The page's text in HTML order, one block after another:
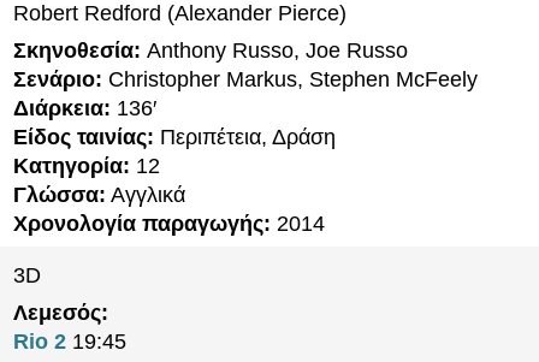
Robert Redford (Alexander Pierce)
Σκηνοθεσία: Anthony Russo, Joe Russo
Σενάριο: Christopher Markus, Stephen McFeely
Διάρκεια: 136′
Είδος ταινίας: Περιπέτεια, Δράση
Κατηγορία: 12
Γλώσσα: Αγγλικά
Χρονολογία παραγωγής: 2014
3D
Λεμεσός:
Rio 2 19:45